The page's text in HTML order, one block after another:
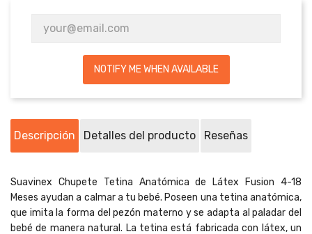
NOTIFY ME WHEN AVAILABLE
Descripción Detalles del producto Reseñas
Suavinex Chupete Tetina Anatómica de Látex Fusion 4-18
Meses ayudan a calmar a tu bebé. Poseen una tetina anatómica,
que imita la forma del pezón materno y se adapta al paladar del
bebé de manera natural. La tetina está fabricada con látex, un